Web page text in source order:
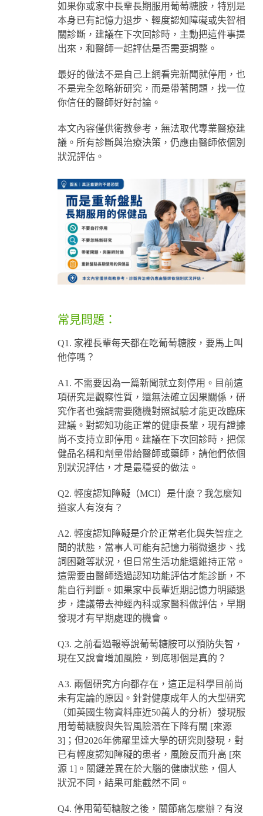
如果你或家中長輩長期服用葡萄糖胺，特別是
本身已有記憶力退步、輕度認知障礙或失智相
關診斷，建議在下次回診時，主動把這件事提
出來，和醫師一起評估是否需要調整。
最好的做法不是自己上網看完新聞就停用，也
不是完全忽略新研究，而是帶著問題，找一位
你信任的醫師好好討論。
本文內容僅供衛教參考，無法取代專業醫療建
議。所有診斷與治療決策，仍應由醫師依個別
狀況評估。
常見問題：
Q1. 家裡長輩每天都在吃葡萄糖胺，要馬上叫
他停嗎？
A1. 不需要因為一篇新聞就立刻停用。目前這
項研究是觀察性質，還無法確立因果關係，研
究作者也強調需要隨機對照試驗才能更改臨床
建議。對認知功能正常的健康長輩，現有證據
尚不支持立即停用。建議在下次回診時，把保
健品名稱和劑量帶給醫師或藥師，請他們依個
別狀況評估，才是最穩妥的做法。
Q2. 輕度認知障礙（MCI）是什麼？我怎麼知
道家人有沒有？
A2. 輕度認知障礙是介於正常老化與失智症之
間的狀態，當事人可能有記憶力稍微退步、找
詞困難等狀況，但日常生活功能還維持正常。
這需要由醫師透過認知功能評估才能診斷，不
能自行判斷。如果家中長輩近期記憶力明顯退
步，建議帶去神經內科或家醫科做評估，早期
發現才有早期處理的機會。
Q3. 之前看過報導說葡萄糖胺可以預防失智，
現在又說會增加風險，到底哪個是真的？
A3. 兩個研究方向都存在，這正是科學目前尚
未有定論的原因。針對健康成年人的大型研究
（如英國生物資料庫近50萬人的分析）發現服
用葡萄糖胺與失智風險潛在下降有關 [來源
3]；但2026年佛羅里達大學的研究則發現，對
已有輕度認知障礙的患者，風險反而升高 [來
源 1]。關鍵差異在於大腦的健康狀態，個人
狀況不同，結果可能截然不同。
Q4. 停用葡萄糖胺之後，關節痛怎麼辦？有沒